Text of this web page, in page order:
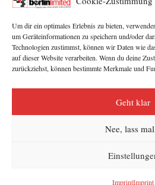
Um dir ein optimales Erlebnis zu bieten,
um Geräteinformationen zu speichern und/oder
Technologien zustimmst, können wir Daten wie
auf dieser Website verarbeiten. Wenn du deine
zurückziehst, können bestimmte Merkmale und
Geht klar
Nee, lass
ImprintImprint
HOODIE'S (5)
MERCH (18)
DEF BEAT RADIO (5)
PRINTMEDIEN (7)
Berlin Limited ©